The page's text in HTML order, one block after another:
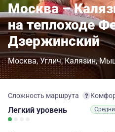
Москва –
на теплоходе
Дзержинский
Москва Углич Калязин
Сложность маршрута
Легкий уровень